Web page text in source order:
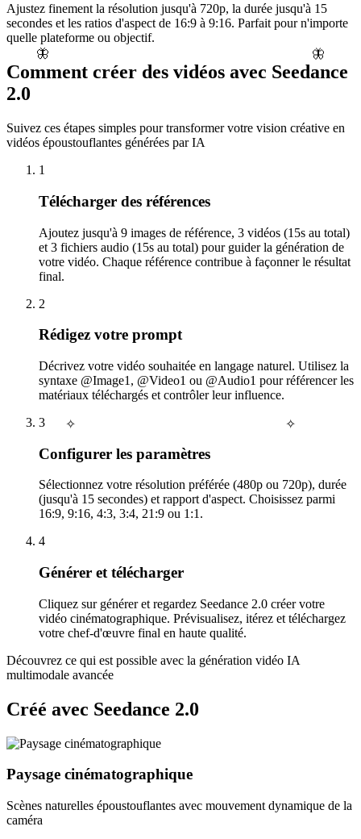
🦋
✧
🦋
✧
Ajustez finement la résolution jusqu'à 720p, la durée jusqu'à 15
secondes et les ratios d'aspect de 16:9 à 9:16. Parfait pour n'importe
quelle plateforme ou objectif.
Comment créer des vidéos avec Seedance
2.0
Suivez ces étapes simples pour transformer votre vision créative en
vidéos époustouflantes générées par IA
1
Télécharger des références
Ajoutez jusqu'à 9 images de référence, 3 vidéos (15s au total)
et 3 fichiers audio (15s au total) pour guider la génération de
votre vidéo. Chaque référence contribue à façonner le résultat
final.
2
Rédigez votre prompt
Décrivez votre vidéo souhaitée en langage naturel. Utilisez la
syntaxe @Image1, @Video1 ou @Audio1 pour référencer les
matériaux téléchargés et contrôler leur influence.
3
Configurer les paramètres
Sélectionnez votre résolution préférée (480p ou 720p), durée
(jusqu'à 15 secondes) et rapport d'aspect. Choisissez parmi
16:9, 9:16, 4:3, 3:4, 21:9 ou 1:1.
4
Générer et télécharger
Cliquez sur générer et regardez Seedance 2.0 créer votre
vidéo cinématographique. Prévisualisez, itérez et téléchargez
votre chef-d'œuvre final en haute qualité.
Découvrez ce qui est possible avec la génération vidéo IA
multimodale avancée
Créé avec Seedance 2.0
Paysage cinématographique
Scènes naturelles époustouflantes avec mouvement dynamique de la
caméra